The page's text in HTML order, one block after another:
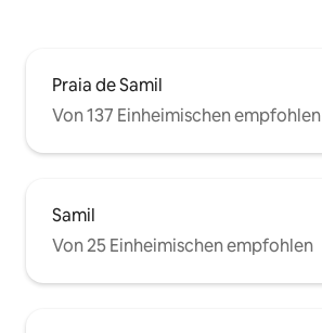
Praia de Samil
Von 137 Einheimischen empfohlen
Samil
Von 25 Einheimischen empfohlen